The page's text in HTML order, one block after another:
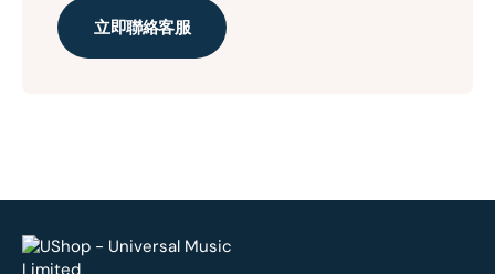
立即聯絡客服